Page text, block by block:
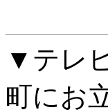
▼テレ
町にお